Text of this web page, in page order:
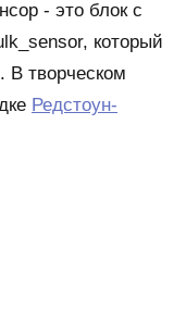
- это блок с
который
. В творческом
Редстоун-